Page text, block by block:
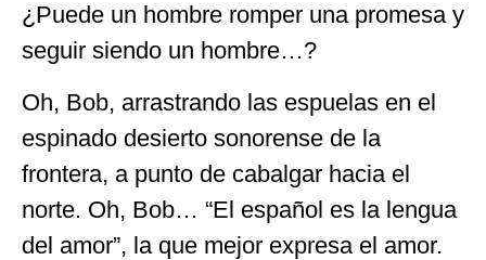
¿Puede un hombre romper una promesa y
seguir siendo un hombre…?
Oh, Bob, arrastrando las espuelas en el
espinado desierto sonorense de la
frontera, a punto de cabalgar hacia el
norte. Oh, Bob… “El español es la lengua
del amor”, la que mejor expresa el amor.